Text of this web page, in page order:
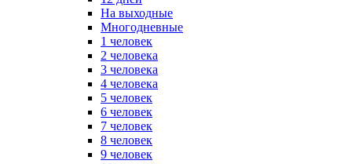
На выходные
Многодневные
1 человек
2 человека
3 человека
4 человека
5 человек
6 человек
7 человек
8 человек
9 человек